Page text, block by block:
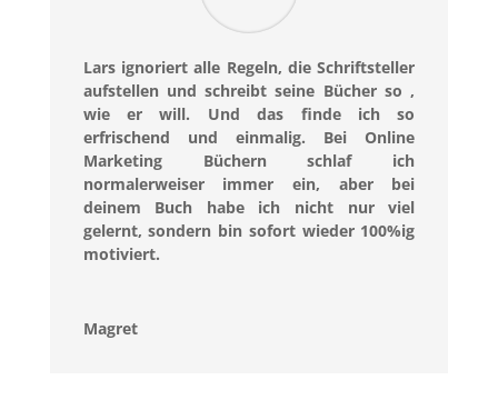
Lars ignoriert alle Regeln, die Schriftsteller
aufstellen und schreibt seine Bücher so ,
wie er will. Und das finde ich so
erfrischend und einmalig. Bei Online
Marketing Büchern schlaf ich
normalerweiser immer ein, aber bei
deinem Buch habe ich nicht nur viel
gelernt, sondern bin sofort wieder 100%ig
motiviert.
Magret